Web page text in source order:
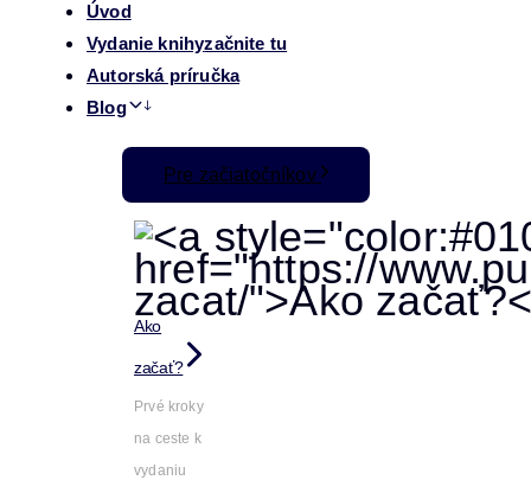
Úvod
Vydanie knihyzačnite tu
Autorská príručka
Blog
Pre začiatočníkov
Ako
začať?
Prvé kroky
na ceste k
vydaniu